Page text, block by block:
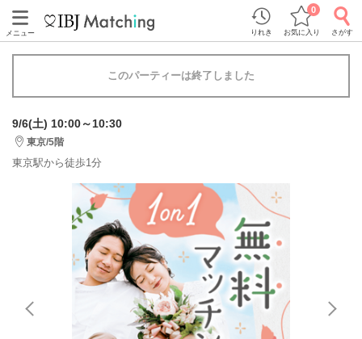
メニュー りれき お気に入り
0
さがす
このパーティーは終了しました
9/6(土) 10:00～10:30
東京/5階
東京駅から徒歩1分